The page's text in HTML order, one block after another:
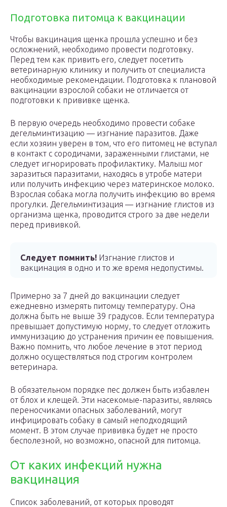
Подготовка питомца к вакцинации
Чтобы вакцинация щенка прошла успешно и без
осложнений, необходимо провести подготовку.
Перед тем как привить его, следует посетить
ветеринарную клинику и получить от специалиста
необходимые рекомендации. Подготовка к плановой
вакцинации взрослой собаки не отличается от
подготовки к прививке щенка.
В первую очередь необходимо провести собаке
дегельминтизацию — изгнание паразитов. Даже
если хозяин уверен в том, что его питомец не вступал
в контакт с сородичами, зараженными глистами, не
следует игнорировать профилактику. Малыш мог
заразиться паразитами, находясь в утробе матери
или получить инфекцию через материнское молоко.
Взрослая собака могла получить инфекцию во время
прогулки. Дегельминтизация — изгнание глистов из
организма щенка, проводится строго за две недели
перед прививкой.
Следует помнить! Изгнание глистов и
вакцинация в одно и то же время недопустимы.
Примерно за 7 дней до вакцинации следует
ежедневно измерять питомцу температуру. Она
должна быть не выше 39 градусов. Если температура
превышает допустимую норму, то следует отложить
иммунизацию до устранения причин ее повышения.
Важно помнить, что любое лечение в этот период
должно осуществляться под строгим контролем
ветеринара.
В обязательном порядке пес должен быть избавлен
от блох и клещей. Эти насекомые-паразиты, являясь
переносчиками опасных заболеваний, могут
инфицировать собаку в самый неподходящий
момент. В этом случае прививка будет не просто
бесполезной, но возможно, опасной для питомца.
От каких инфекций нужна
вакцинация
Список заболеваний, от которых проводят